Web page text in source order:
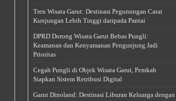
Tren Wisata Garut: Destinasi Pegunungan Catat
Kunjungan Lebih Tinggi daripada Pantai
DPRD Dorong Wisata Garut Bebas Pungli:
Keamanan dan Kenyamanan Pengunjung Jadi
Prioritas
Cegah Pungli di Objek Wisata Garut, Pemkab
Siapkan Sistem Retribusi Digital
Garut Dinoland: Destinasi Liburan Keluarga dengan